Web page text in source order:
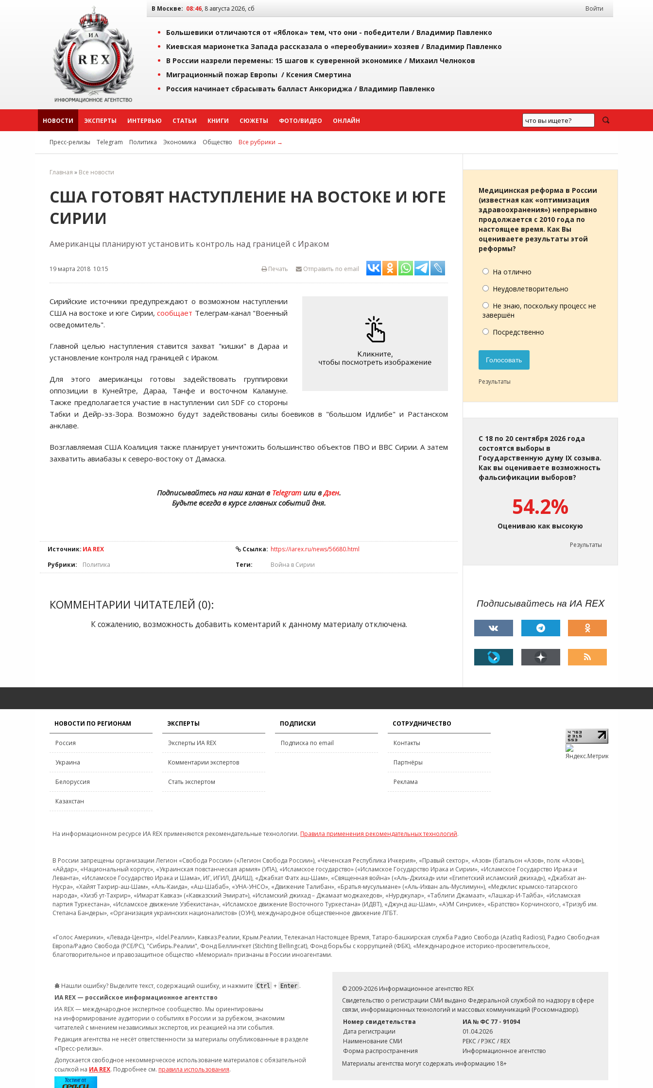
В Москве: 08:46, 8 августа 2026, сб Войти
Большевики отличаются от «Яблока» тем, что они - победители / Владимир Павленко
Киевская марионетка Запада рассказала о «переобувании» хозяев / Владимир Павленко
В России назрели перемены: 15 шагов к суверенной экономике / Михаил Челноков
Миграционный пожар Европы / Ксения Смертина
Россия начинает сбрасывать балласт Анкориджа / Владимир Павленко
НОВОСТИ ЭКСПЕРТЫ ИНТЕРВЬЮ СТАТЬИ КНИГИ СЮЖЕТЫ ФОТО/ВИДЕО ОНЛАЙН
Пресс-релизы Telegram Политика Экономика Общество Все рубрики →
Главная » Все новости
США ГОТОВЯТ НАСТУПЛЕНИЕ НА ВОСТОКЕ И ЮГЕ
СИРИИ
Американцы планируют установить контроль над границей с Ираком
19 марта 2018 10:15 Отправить по email
Печать
Сирийские источники предупреждают о возможном наступлении
США на востоке и юге Сирии, сообщает Телеграм-канал "Военный
осведомитель".
Главной целью наступления ставится захват "кишки" в Дараа и
установление контроля над границей с Ираком.
Для этого американцы готовы задействовать группировки
оппозиции в Кунейтре, Дараа, Танфе и восточном Каламуне.
Также предполагается участие в наступлении сил SDF со стороны
Табки и Дейр-эз-Зора. Возможно будут задействованы силы боевиков в "большом Идлибе" и Растанском
анклаве.
Возглавляемая США Коалиция также планирует уничтожить большинство объектов ПВО и ВВС Сирии. А затем
захватить авиабазы к северо-востоку от Дамаска.
Подписывайтесь на наш канал в Telegramили вДзен.
Будьте всегда в курсе главных событий дня.
Источник: ИА REX Ссылка: https://iarex.ru/news/56680.html
Рубрики:
Политика Теги: Война в Сирии
КОММЕНТАРИИ ЧИТАТЕЛЕЙ (0):
К сожалению, возможность добавить коментарий к данному материалу отключена.
Медицинская реформа в России
(известная как «оптимизация
здравоохранения») непрерывно
продолжается с 2010 года по
настоящее время. Как Вы
оцениваете результаты этой
реформы?
На отлично
Неудовлетворительно
Не знаю, поскольку процесс не
завершён
Посредственно
Голосовать
Результаты
С 18 по 20 сентября 2026 года
состоятся выборы в
Государственную думу IX созыва.
Как вы оцениваете возможность
фальсификации выборов?
54.2%
Оцениваю как высокую
Результаты
Подписывайтесь на ИА REX
НОВОСТИ ПО РЕГИОНАМ
Россия
Украина
Белоруссия
Казахстан
ЭКСПЕРТЫ
Эксперты ИА REX
Комментарии экспертов
Стать экспертом
ПОДПИСКИ
Подписка по email
СОТРУДНИЧЕСТВО
Контакты
Партнёры
Реклама
На информационном ресурсе ИА REX применяются рекомендательные технологии. Правила применения рекомендательных технологий.
В России запрещены организации Легион «Свобода России» («Легион Свобода России»), «Чеченская Республика Ичкерия», «Правый сектор», «Азов» (батальон «Азов», полк «Азов»),
«Айдар», «Национальный корпус», «Украинская повстанческая армия» (УПА), «Исламское государство» («Исламское Государство Ирака и Сирии», «Исламское Государство Ирака и
Леванта», «Исламское Государство Ирака и Шама», ИГ, ИГИЛ, ДАИШ), «Джабхат Фатх аш-Шам», «Священная война» («Аль-Джихад» или «Египетский исламский джихад»), «Джабхат ан-
Нусра», «Хайят Тахрир-аш-Шам», «Аль-Каида», «Аш-Шабаб», «УНА-УНСО», «Движение Талибан», «Братья-мусульмане» («Аль-Ихван аль-Муслимун»), «Меджлис крымско-татарского
народа», «Хизб ут-Тахрир», «Имарат Кавказ» («Кавказский Эмират»), «Исламский джихад – Джамаат моджахедов», «Нурджулар», «Таблиги Джамаат», «Лашкар-И-Тайба», «Исламская
партия Туркестана», «Исламское движение Узбекистана», «Исламское движение Восточного Туркестана» (ИДВТ), «Джунд аш-Шам», «АУМ Синрике», «Братство» Корчинского, «Тризуб им.
Степана Бандеры», «Организация украинских националистов» (ОУН), международное общественное движение ЛГБТ.
«Голос Америки», «Левада-Центр», «Idel.Реалии», Кавказ.Реалии, Крым.Реалии, Телеканал Настоящее Время, Татаро-башкирская служба Радио Свобода (Azatliq Radiosi), Радио Свободная
Европа/Радио Свобода (PCE/PC), "Сибирь.Реалии", Фонд Беллингкет (Stichting Bellingcat), Фонд борьбы с коррупцией (ФБК), «Международное историко-просветительское,
благотворительное и правозащитное общество «Мемориал» признаны в России иноагентами.
Нашли ошибку? Выделите текст, содержащий ошибку, и нажмите Ctrl + Enter .
ИА REX — российское информационное агентство
ИА REX — международное экспертное сообщество. Мы ориентированы
на информирование аудитории о событиях в России и за рубежом, знакомим
читателей с мнением независимых экспертов, их реакцией на эти события.
Редакция агентства не несёт ответственности за материалы опубликованные в разделе
«Пресс-релизы».
Допускается свободное некоммерческое использование материалов с обязательной
ссылкой на ИА REX. Подробнее см. правила использования.
© 2009-2026 Информационное агентство REX
Свидетельство о регистрации СМИ выдано Федеральной службой по надзору в сфере
связи, информационных технологий и массовых коммуникаций (Роскомнадзор).
Номер свидетельства
ИА № ФС 77 - 91094
Дата регистрации
01.04.2026
Наименование СМИ
РЕКС / РЭКС / REX
Форма распространения
Информационное агентство
Материалы агентства могут содержать информацию 18+